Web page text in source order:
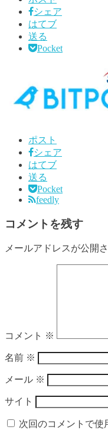
シェア
はてブ
送る
Pocket
ポスト
シェア
はてブ
送る
Pocket
feedly
コメントを残す
メールアドレスが公開
コメント ※
名前 ※
メール ※
サイト
次回のコメントで使